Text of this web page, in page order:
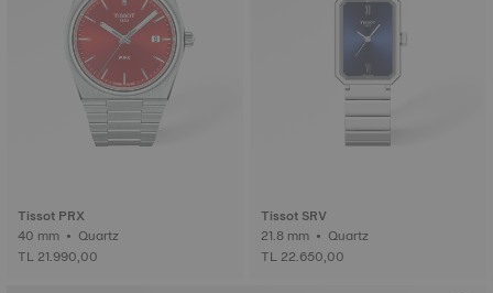
Tissot PRX
40 mm • Quartz
TL 21.990,00
Tissot SRV
21.8 mm • Quartz
TL 22.650,00